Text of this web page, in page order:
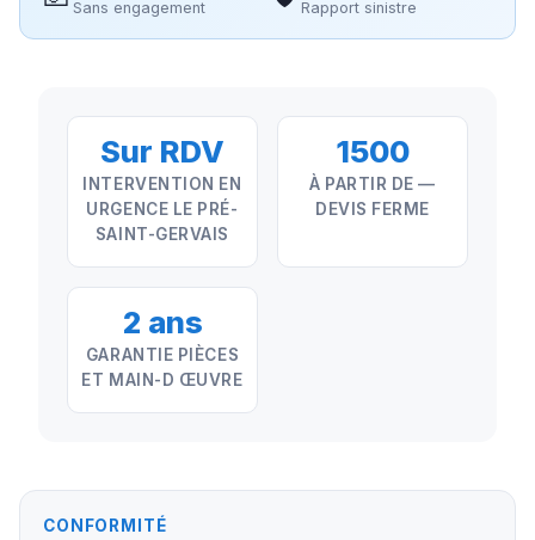
Sans engagement Rapport sinistre
Sur RDV
INTERVENTION EN
URGENCE LE PRÉ-
SAINT-GERVAIS
1500
À PARTIR DE —
DEVIS FERME
2 ans
GARANTIE PIÈCES
ET MAIN-D ŒUVRE
CONFORMITÉ